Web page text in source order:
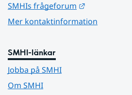
SMHIs frågeforum
Mer kontaktinformation
SMHI-länkar
Jobba på SMHI
Om SMHI